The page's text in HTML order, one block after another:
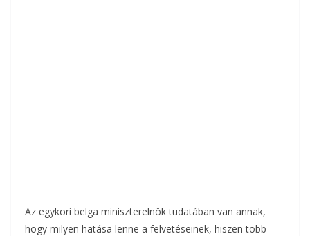
Az egykori belga miniszterelnök tudatában van annak,
hogy milyen hatása lenne a felvetéseinek, hiszen több